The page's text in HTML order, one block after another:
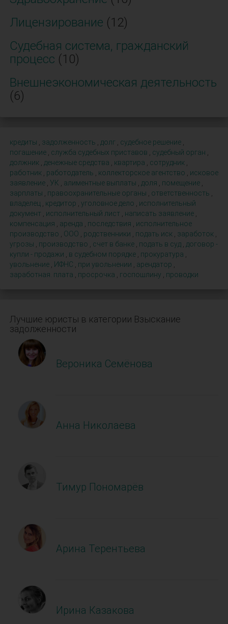
Лицензирование (12)
Судебная система, гражданский
процесс (10)
Внешнеэкономическая деятельность
(6)
кредиты задолженность долг судебное решение
погашение
служба судебных приставов судебный орган
должник
денежные средства квартира сотрудник
работник
работодатель коллекторское агентство
исковое
заявление
УК алиментные выплаты доля помещение
зарплаты
правоохранительные органы ответственность
владелец
кредитор уголовное дело
исполнительный
документ
исполнительный лист написать заявление
компенсация
аренда последствия
исполнительное
производство
ООО родственники подать иск заработок
угрозы
производство счет в банке подать в суд
договор -
купли - продажи
в судебном порядке прокуратура
увольнение
ИФНС при увольнении арендатор
заработная. плата
просрочка госпошлину проводки
Лучшие юристы в категории Взыскание
задолженности
Вероника Семёнова
Анна Николаева
Тимур Пономарёв
Арина Терентьева
Ирина Казакова